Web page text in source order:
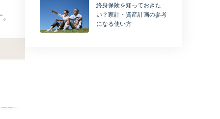
終身保険を知っておきた
い？家計・資産計画の参考
になる使い方